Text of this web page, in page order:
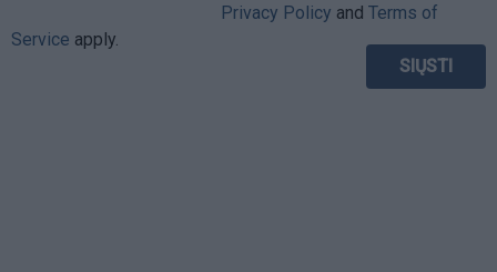
Privacy Policy and Terms of
Service apply.